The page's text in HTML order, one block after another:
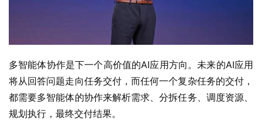
多智能体协作是下一个高价值的AI应用方向。未来的AI应用
将从回答问题走向任务交付，而任何一个复杂任务的交付，
都需要多智能体的协作来解析需求、分拆任务、调度资源、
规划执行，最终交付结果。